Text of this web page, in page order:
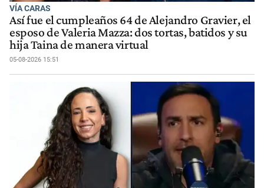
VÍA CARAS
Así fue el cumpleaños 64 de Alejandro Gravier, el
esposo de Valeria Mazza: dos tortas, batidos y su
hija Taina de manera virtual
05-08-2026 15:51